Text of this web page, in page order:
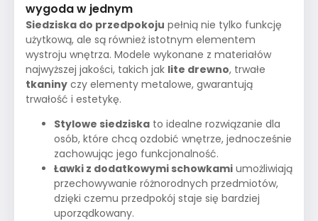
wygoda w jednym
Siedziska do przedpokoju pełnią nie tylko funkcję
użytkową, ale są również istotnym elementem
wystroju wnętrza. Modele wykonane z materiałów
najwyższej jakości, takich jak lite drewno, trwałe
tkaniny czy elementy metalowe, gwarantują
trwałość i estetykę.
Stylowe siedziska to idealne rozwiązanie dla
osób, które chcą ozdobić wnętrze, jednocześnie
zachowując jego funkcjonalność.
Ławki z dodatkowymi schowkami umożliwiają
przechowywanie różnorodnych przedmiotów,
dzięki czemu przedpokój staje się bardziej
uporządkowany.